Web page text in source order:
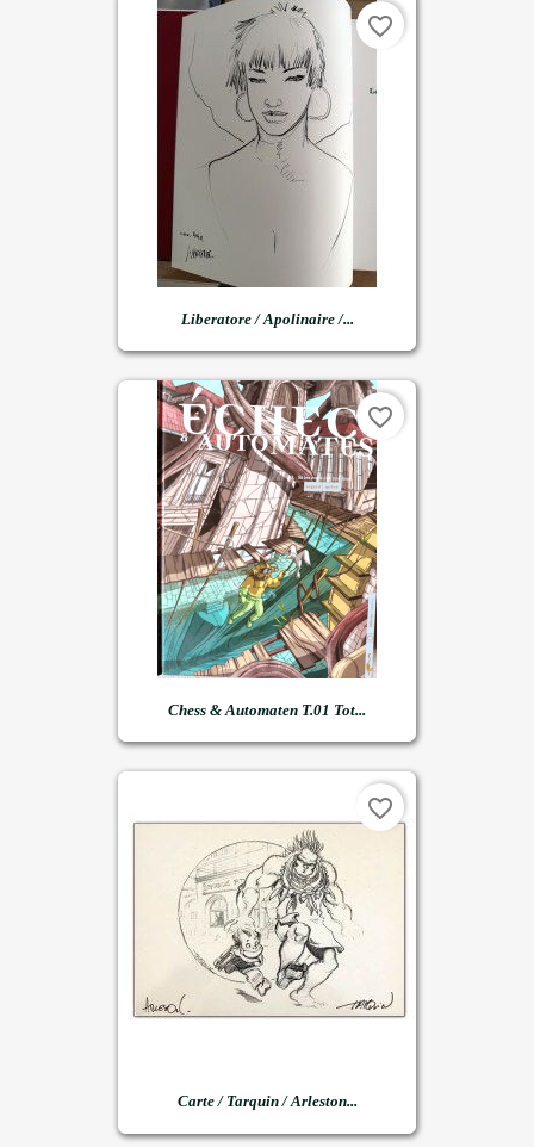
Liberatore / Apolinaire /...
favorite_border
Chess & Automaten T.01 Tot...
favorite_border
Carte / Tarquin / Arleston...
favorite_border